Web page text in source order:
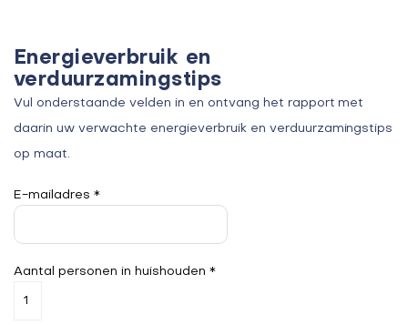
Energieverbruik en
verduurzamingstips
Vul onderstaande velden in en ontvang het rapport met
daarin uw verwachte energieverbruik en verduurzamingstips
op maat.
E-mailadres *
Aantal personen in huishouden *